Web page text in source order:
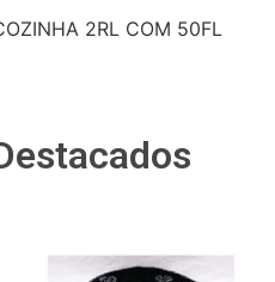
2RL COM 50FL